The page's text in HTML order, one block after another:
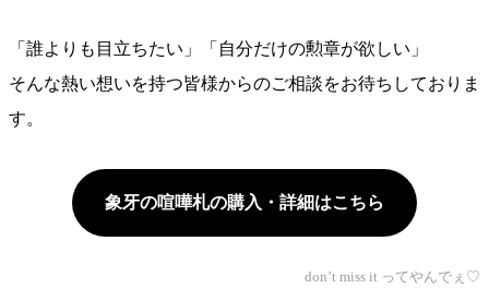
「誰よりも目立ちたい」「自分だけの勲章が欲しい」
そんな熱い想いを持つ皆様からのご相談をお待ちしておりま
す。
象牙の喧嘩札の購入・詳細はこちら
don’t miss it ってやんでぇ♡